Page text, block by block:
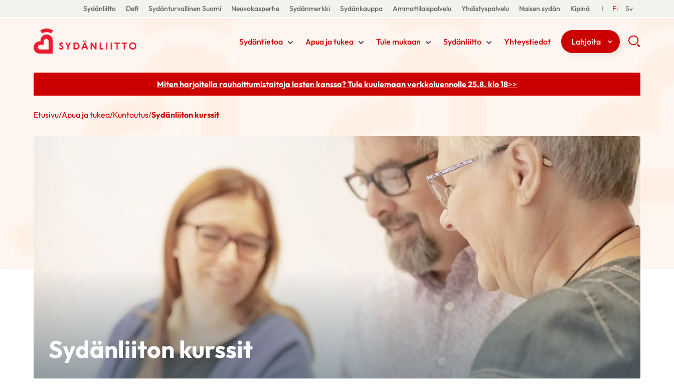
Sydänliitto Defi Sydänturvallinen Suomi Neuvokasperhe Sydänmerkki Sydänkauppa Ammattilaispalvelu Yhdistyspalvelu Naisen sydän Kipinä Fi Sv
Sydäntietoa Apua ja tukea Tule mukaan Sydänliitto Yhteystiedot Lahjoita
Miten harjoitella rauhoittumistaitoja lasten kanssa? Tule kuulemaanverkkoluennolle 25.8. klo 18>>
Etusivu/Apua ja tukea/Kuntoutus/Sydänliiton kurssit
Sydänliiton kurssit